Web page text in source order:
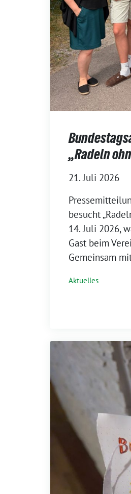
„Radeln
21. Juli 2026
besucht
14. Juli 2026,
Gast beim
Gemeinsam
Aktuelles